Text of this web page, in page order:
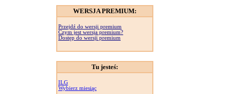
WERSJA PREMIUM:
Przejdź do wersji premium
Czym jest wersja premium?
Dostęp do wersji premium
Tu jesteś:
ILG
Wybierz miesiąc